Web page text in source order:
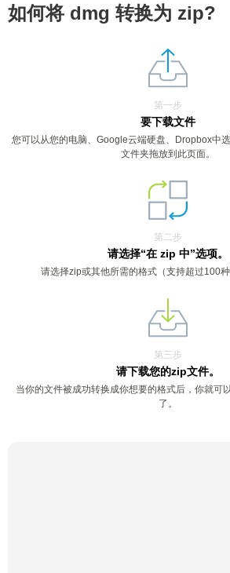
如何将 dmg 转换为 zip?
第一步
要下载文件
您可以从您的电脑、Google云端硬盘、Dropbox中
文件夹拖放到此页面。
第二步
请选择“在 zip 中”选项。
请选择zip或其他所需的格式（支持超过100种
第三步
请下载您的zip文件。
当你的文件被成功转换成你想要的格式后，你就可
了。